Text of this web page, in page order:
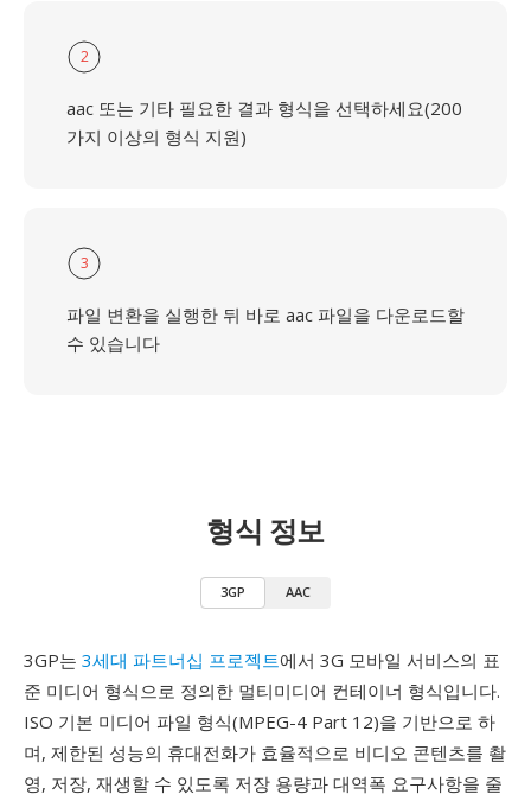
2
aac 또는 기타 필요한 결과 형식을 선택하세요(200
가지 이상의 형식 지원)
3
파일 변환을 실행한 뒤 바로 aac 파일을 다운로드할
수 있습니다
형식 정보
3GP AAC
3GP는 3세대 파트너십 프로젝트에서 3G 모바일 서비스의 표
준 미디어 형식으로 정의한 멀티미디어 컨테이너 형식입니다.
ISO 기본 미디어 파일 형식(MPEG-4 Part 12)을 기반으로 하
며, 제한된 성능의 휴대전화가 효율적으로 비디오 콘텐츠를 촬
영, 저장, 재생할 수 있도록 저장 용량과 대역폭 요구사항을 줄